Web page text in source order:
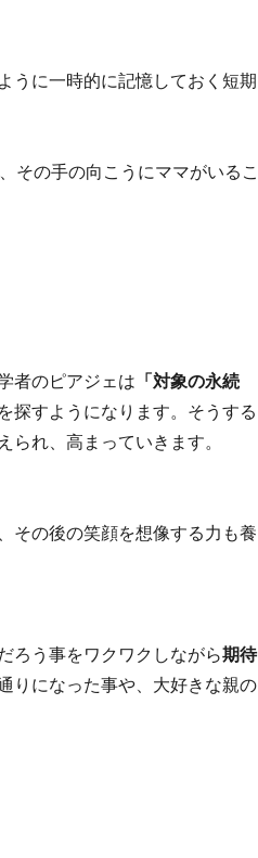
うに一時的に記憶しておく短期
その手の向こうにママがいるこ
者のピアジェは 「対象の永続
探すようになります。そうする
られ、高まっていきます。
その後の笑顔を想像する力も養
ろう事をワクワクしながら期待
りになった事や、大好きな親の